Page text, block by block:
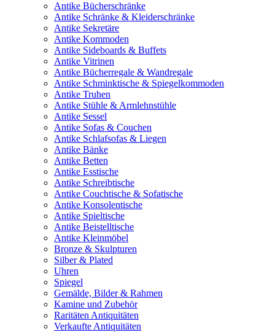
Antike Bücherschränke
Antike Schränke & Kleiderschränke
Antike Sekretäre
Antike Kommoden
Antike Sideboards & Buffets
Antike Vitrinen
Antike Bücherregale & Wandregale
Antike Schminktische & Spiegelkommoden
Antike Truhen
Antike Stühle & Armlehnstühle
Antike Sessel
Antike Sofas & Couchen
Antike Schlafsofas & Liegen
Antike Bänke
Antike Betten
Antike Esstische
Antike Schreibtische
Antike Couchtische & Sofatische
Antike Konsolentische
Antike Spieltische
Antike Beistelltische
Antike Kleinmöbel
Bronze & Skulpturen
Silber & Plated
Uhren
Spiegel
Gemälde, Bilder & Rahmen
Kamine und Zubehör
Raritäten Antiquitäten
Verkaufte Antiquitäten